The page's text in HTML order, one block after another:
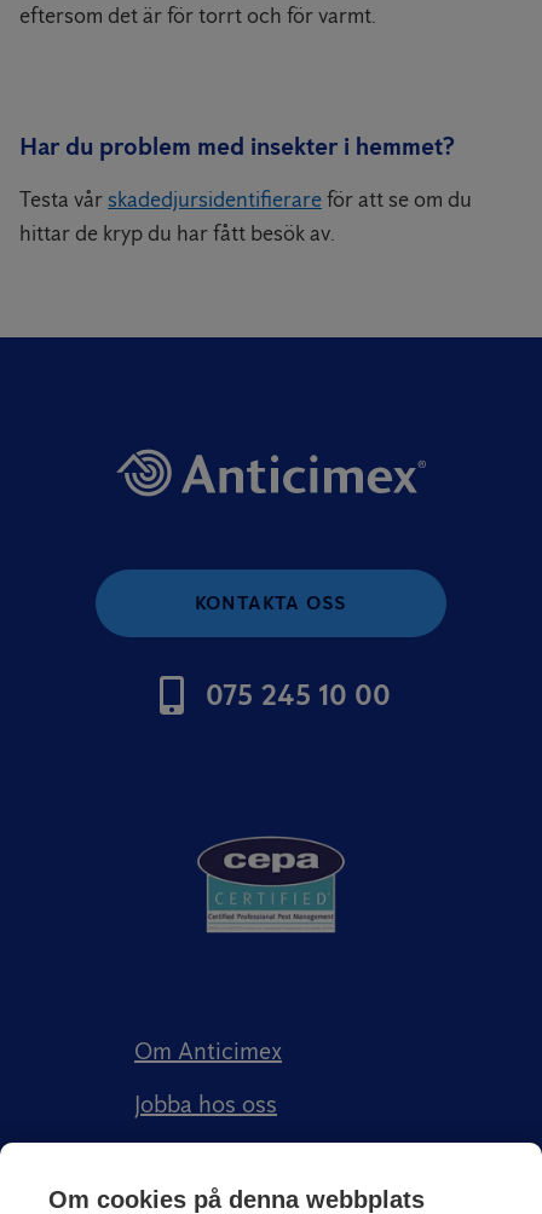
eftersom det är för torrt och för varmt.
Har du problem med insekter i hemmet?
Testa vårskadedjursidentifierareför att se om du
hittar de kryp du har fått besök av.
KONTAKTA OSS
075 245 10 00
Om Anticimex
Jobba hos oss
Om cookies på denna webbplats